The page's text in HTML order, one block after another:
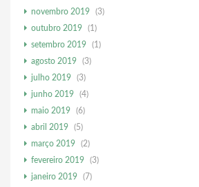
novembro 2019
(3)
outubro 2019
(1)
setembro 2019
(1)
agosto 2019
(3)
julho 2019
(3)
junho 2019
(4)
maio 2019
(6)
abril 2019
(5)
março 2019
(2)
fevereiro 2019
(3)
janeiro 2019
(7)